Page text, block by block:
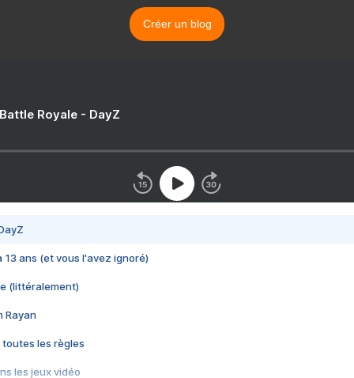
Créer un blog
Royale - DayZ
13 ans (et vous l'avez ignoré)
(littéralement)
Rayan
toutes les règles
les jeux vidéo